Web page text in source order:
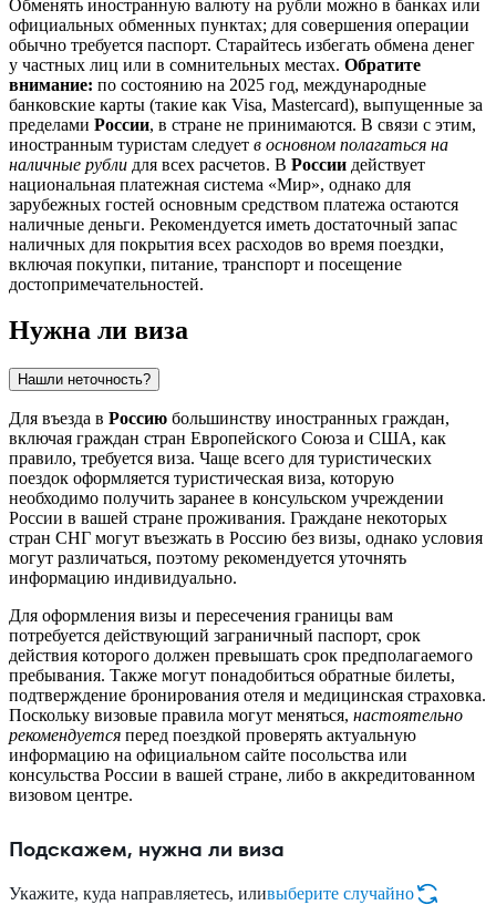
Обменять иностранную валюту на рубли можно в банках или
официальных обменных пунктах; для совершения операции
обычно требуется паспорт. Старайтесь избегать обмена денег
у частных лиц или в сомнительных местах. Обратите
внимание: по состоянию на 2025 год, международные
банковские карты (такие как Visa, Mastercard), выпущенные за
пределами России, в стране не принимаются. В связи с этим,
иностранным туристам следует в основном полагаться на
наличные рубли для всех расчетов. В России действует
национальная платежная система «Мир», однако для
зарубежных гостей основным средством платежа остаются
наличные деньги. Рекомендуется иметь достаточный запас
наличных для покрытия всех расходов во время поездки,
включая покупки, питание, транспорт и посещение
достопримечательностей.
Нужна ли виза
Нашли неточность?
Для въезда в Россию большинству иностранных граждан,
включая граждан стран Европейского Союза и США, как
правило, требуется виза. Чаще всего для туристических
поездок оформляется туристическая виза, которую
необходимо получить заранее в консульском учреждении
России в вашей стране проживания. Граждане некоторых
стран СНГ могут въезжать в Россию без визы, однако условия
могут различаться, поэтому рекомендуется уточнять
информацию индивидуально.
Для оформления визы и пересечения границы вам
потребуется действующий заграничный паспорт, срок
действия которого должен превышать срок предполагаемого
пребывания. Также могут понадобиться обратные билеты,
подтверждение бронирования отеля и медицинская страховка.
Поскольку визовые правила могут меняться, настоятельно
рекомендуется перед поездкой проверять актуальную
информацию на официальном сайте посольства или
консульства России в вашей стране, либо в аккредитованном
визовом центре.
Подскажем, нужна ли виза
Укажите, куда направляетесь, иливыберите случайно